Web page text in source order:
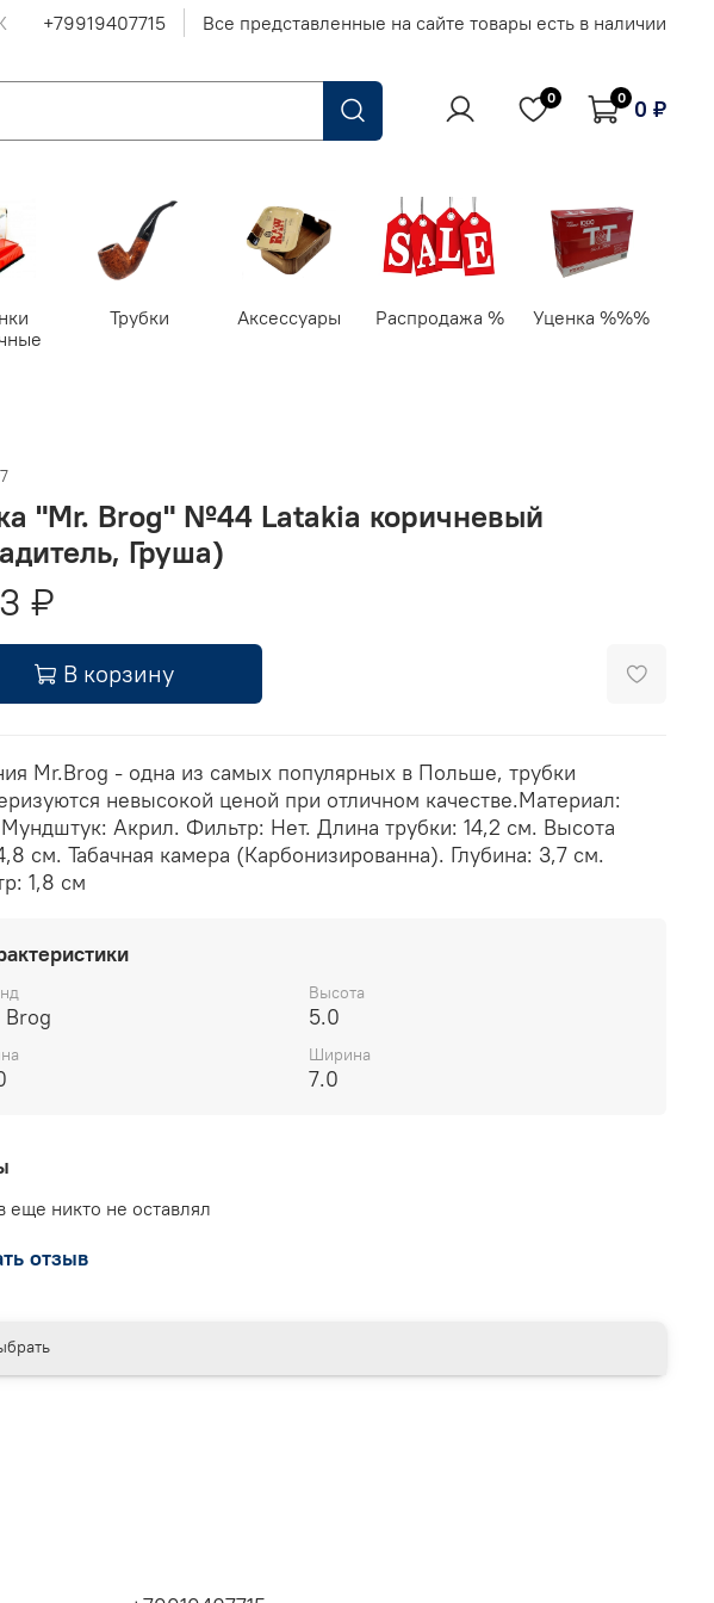
+79919407715 Все представленные на сайте товары есть в наличии
0 0 0 ₽
Трубки Аксессуары Распродажа % Уценка %%%
"Mr. Brog" №44 Latakia коричневый
Груша)
₽
В корзину
Mr.Brog - одна из самых популярных в Польше, трубки
невысокой ценой при отличном качестве.Материал:
Акрил. Фильтр: Нет. Длина трубки: 14,2 см. Высота
см. Табачная камера (Карбонизированна). Глубина: 3,7 см.
1,8 см
Brog
Высота
5.0
Ширина
7.0
еще никто не оставлял
отзыв